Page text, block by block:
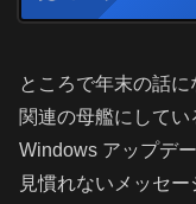
ところで年末の話
関連の母艦にして
Windows アップデ
見慣れないメッセー